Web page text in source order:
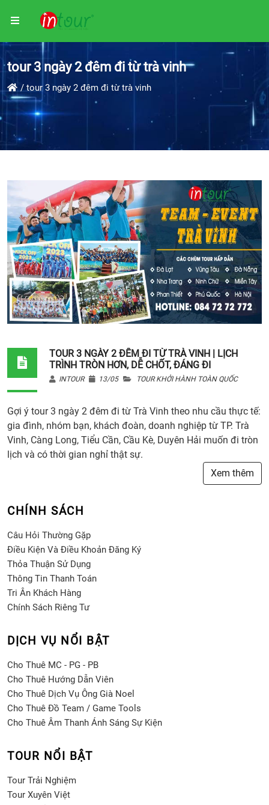
tour 3 ngày 2 đêm đi từ trà vinh
tour 3 ngày 2 đêm đi từ trà vinh
TOUR 3 NGÀY 2 ĐÊM ĐI TỪ TRÀ VINH | LỊCH
TRÌNH TRÒN HƠN, DỄ CHỐT, ĐÁNG ĐI
INTOUR 13/05 TOUR KHỞI HÀNH TOÀN QUỐC
Gợi ý tour 3 ngày 2 đêm đi từ Trà Vinh theo nhu cầu thực tế:
gia đình, nhóm bạn, khách đoàn, doanh nghiệp từ TP. Trà
Vinh, Càng Long, Tiểu Cần, Cầu Kè, Duyên Hải muốn đi tròn
lịch và có thời gian nghỉ thật sự.
Xem thêm
CHÍNH SÁCH
Câu Hỏi Thường Gặp
Điều Kiện Và Điều Khoản Đăng Ký
Thỏa Thuận Sử Dụng
Thông Tin Thanh Toán
Tri Ân Khách Hàng
Chính Sách Riêng Tư
DỊCH VỤ NỔI BẬT
Cho Thuê MC - PG - PB
Cho Thuê Hướng Dẫn Viên
Cho Thuê Dịch Vụ Ông Già Noel
Cho Thuê Đồ Team / Game Tools
Cho Thuê Âm Thanh Ánh Sáng Sự Kiện
TOUR NỔI BẬT
Tour Trải Nghiệm
Tour Xuyên Việt